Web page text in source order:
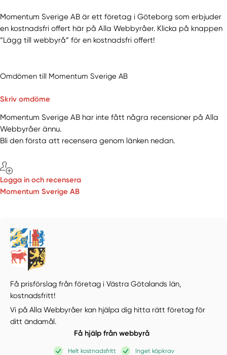
Momentum Sverige AB är ett företag i Göteborg som erbjuder
en kostnadsfri offert här på Alla Webbyråer. Klicka på knappen
“Lägg till webbyrå” för en kostnadsfri offert!
Omdömen till Momentum Sverige AB
Skriv omdöme
Momentum Sverige AB har inte fått några recensioner på Alla
Webbyråer ännu.
Bli den första att recensera genom länken nedan.
Logga in och recensera
Momentum Sverige AB
Få prisförslag från företag i Västra Götalands län,
kostnadsfritt!
Vi på Alla Webbyråer kan hjälpa dig hitta rätt företag för
ditt ändamål.
Få hjälp från webbyrå
Helt kostnadsfritt Inget köpkrav